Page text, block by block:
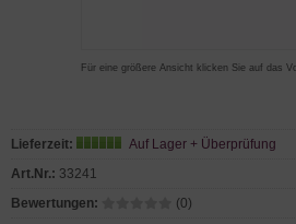
Für eine größere Ansicht klicken Sie auf das
Lieferzeit:
Auf Lager + Überprüfung
Art.Nr.: 33241
Bewertungen:
(0)